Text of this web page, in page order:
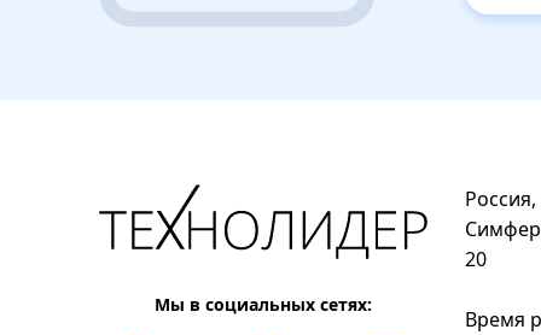
Мы в социальных сетях:
20
Время
Электрорубанки